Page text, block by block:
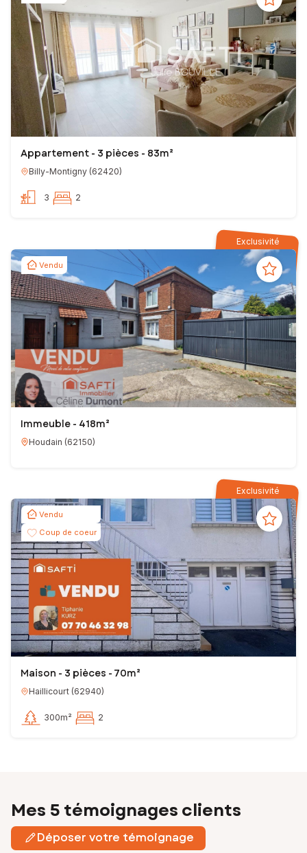
Appartement - 3 pièces - 83m²
Billy-Montigny (62420)
3 2
Exclusivité
Vendu
Immeuble - 418m²
Houdain (62150)
Exclusivité
Vendu
Coup de coeur
Maison - 3 pièces - 70m²
Haillicourt (62940)
300m² 2
Mes 5 témoignages clients
Déposer votre témoignage